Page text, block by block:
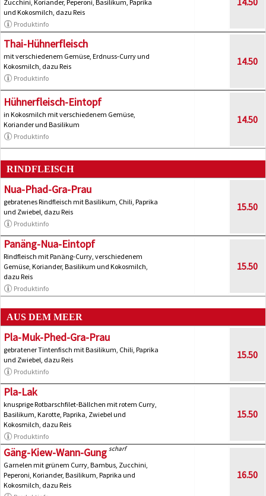
Zucchini, Koriander, Peperoni, Basilikum, Paprika
und Kokosmilch, dazu Reis
Produktinfo
Thai-Hühnerfleisch
mit verschiedenem Gemüse, Erdnuss-Curry und
Kokosmilch, dazu Reis
Produktinfo
14.50
Hühnerfleisch-Eintopf
in Kokosmilch mit verschiedenem Gemüse,
Koriander und Basilikum
Produktinfo
14.50
RINDFLEISCH
Nua-Phad-Gra-Prau
gebratenes Rindfleisch mit Basilikum, Chili, Paprika
und Zwiebel, dazu Reis
Produktinfo
15.50
Panäng-Nua-Eintopf
Rindfleisch mit Panäng-Curry, verschiedenem
Gemüse, Koriander, Basilikum und Kokosmilch,
dazu Reis
Produktinfo
15.50
AUS DEM MEER
Pla-Muk-Phed-Gra-Prau
gebratener Tintenfisch mit Basilikum, Chili, Paprika
und Zwiebel, dazu Reis
Produktinfo
15.50
Pla-Lak
knusprige Rotbarschfilet-Bällchen mit rotem Curry,
Basilikum, Karotte, Paprika, Zwiebel und
Kokosmilch, dazu Reis
Produktinfo
15.50
Gäng-Kiew-Wann-Gung scharf
Garnelen mit grünem Curry, Bambus, Zucchini,
Peperoni, Koriander, Basilikum, Paprika und
Kokosmilch, dazu Reis
16.50